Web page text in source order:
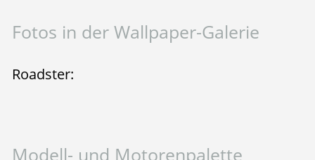
Fotos in der Wallpaper-Galerie
Roadster:
Modell- und Motorenpalette